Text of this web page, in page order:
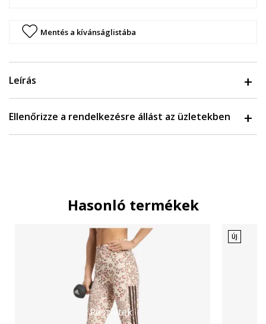
Mentés a kívánságlistába
Leírás
Ellenőrizze a rendelkezésre állást az üzletekben
Hasonló termékek
Részletek
ÚJ